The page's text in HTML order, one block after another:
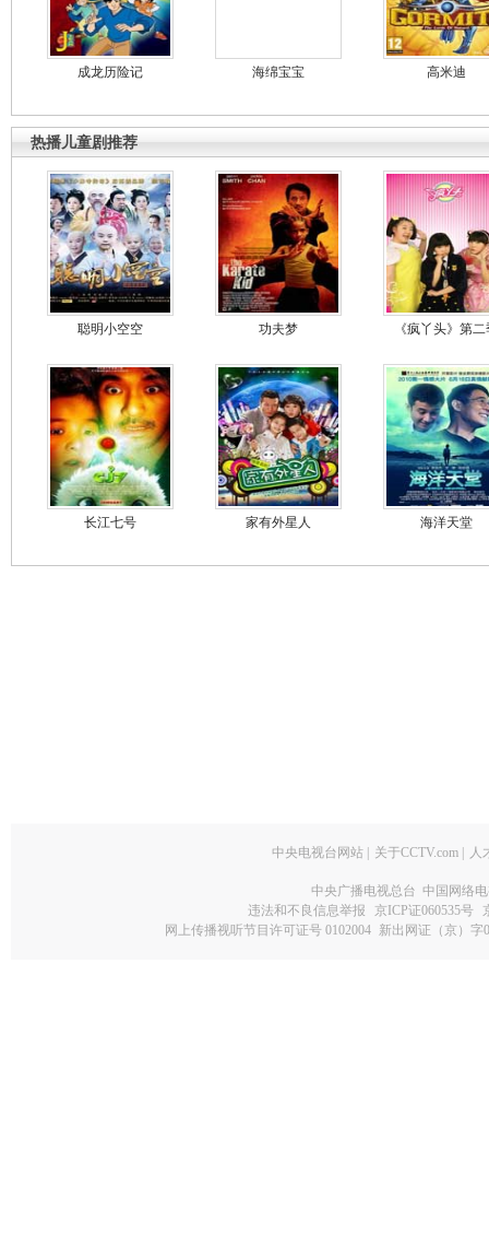
成龙历险记 海绵宝宝 高米迪
热播儿童剧推荐
聪明小空空 功夫梦 《疯丫头》第二
长江七号 家有外星人 海洋天堂
中央电视台网站 关于CCTV.com 人
中央广播电视总台 中国网络
违法和不良信息举报
京ICP证060535号
网上传播视听节目许可证号 0102004 新出网证（京）